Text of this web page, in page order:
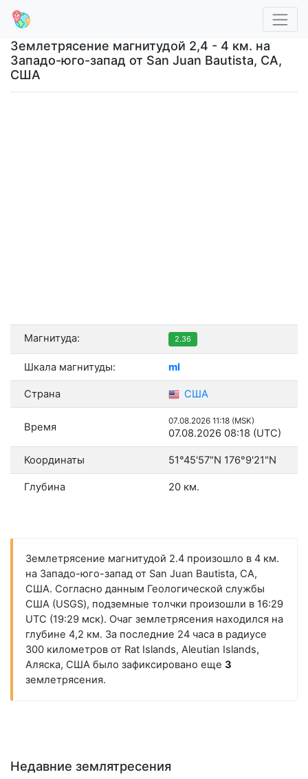
Землетрясение магнитудой 2,4 - 4 км. на
Западо-юго-запад от San Juan Bautista, CA,
США
Магнитуда: 2.36
Шкала магнитуды: ml
Страна США
Время 07.08.2026 11:18 (MSK)
07.08.2026 08:18 (UTC)
Координаты 51°45'57"N 176°9'21"N
Глубина 20 км.
Землетрясение магнитудой 2.4 произошло в 4 км.
на Западо-юго-запад от San Juan Bautista, CA,
США. Согласно данным Геологической службы
США (USGS), подземные толчки произошли в 16:29
UTC (19:29 мск). Очаг землетрясения находился на
глубине 4,2 км. За последние 24 часа в радиусе
300 километров от Rat Islands, Aleutian Islands,
Аляска, США было зафиксировано еще 3
землетрясения.
Недавние землятресения